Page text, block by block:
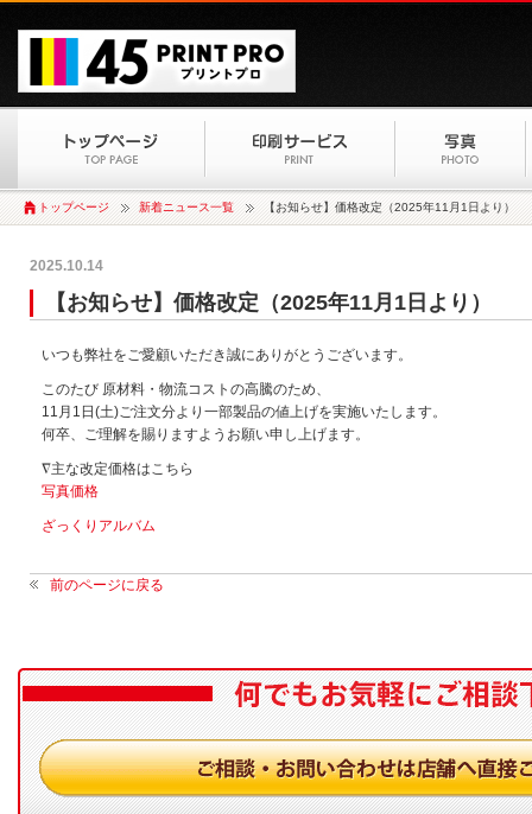
トップページ 新着ニュース一覧 【お知らせ】価格改定（2025年11月1日より）
2025.10.14
【お知らせ】価格改定（2025年11月1日より）
いつも弊社をご愛顧いただき誠にありがとうございます。
このたび 原材料・物流コストの高騰のため、
11月1日(土)ご注文分より一部製品の値上げを実施いたします。
何卒、ご理解を賜りますようお願い申し上げます。
∇主な改定価格はこちら
写真価格
ざっくりアルバム
前のページに戻る